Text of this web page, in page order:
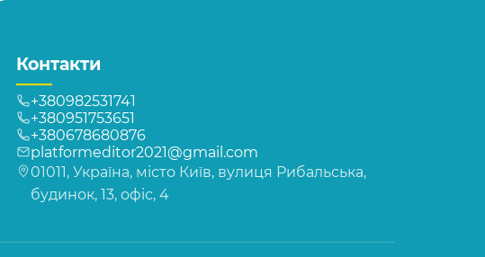
Контакти
+380982531741
+380951753651
+380678680876
platformeditor2021@gmail.com
01011, Україна, місто Київ, вулиця Рибальська,
будинок, 13, офіс, 4